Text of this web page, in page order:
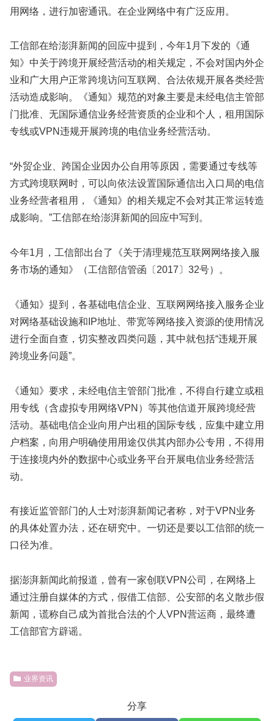
用网络，进行加密通讯。在企业网络中有广泛应用。
工信部在给澎湃新闻的回应中提到，今年1月下发的《通
知》中关于跨境开展经营活动的相关规定，不会对国内外企
业和广大用户正常跨境访问互联网、合法依规开展各类经营
活动造成影响。《通知》规范的对象主要是未经电信主管部
门批准、无国际通信业务经营资质的企业和个人，租用国际
专线或VPN违规开展跨境的电信业务经营活动。
“外贸企业、跨国企业因办公自用等原因，需要通过专线等
方式跨境联网时，可以向依法设置国际通信出入口局的电信
业务经营者租用，《通知》的相关规定不会对其正常运转造
成影响。”工信部在给澎湃新闻的回应中写到。
今年1月，工信部出台了《关于清理规范互联网网络接入服
务市场的通知》（工信部信管函〔2017〕32号）。
《通知》提到，各基础电信企业、互联网网络接入服务企业
对网络基础设施和IP地址、带宽等网络接入资源的使用情况
进行全面自查，切实整改四类问题，其中就包括“违规开展
跨境业务问题”。
《通知》要求，未经电信主管部门批准，不得自行建立或租
用专线（含虚拟专用网络VPN）等其他信道开展跨境经营
活动。基础电信企业向用户出租的国际专线，应集中建立用
户档案，向用户明确使用用途仅供其内部办公专用，不得用
于连接境内外的数据中心或业务平台开展电信业务经营活
动。
有接近监管部门的人士对澎湃新闻记者称，对于VPN业务
的具体处置办法，还在研究中。一切还是要以工信部的统一
口径为准。
据澎湃新闻此前报道，曾有一家创联VPN公司，在网络上
通过注册自媒体的方式，假借工信部、公安部的名义散步假
新闻，谎称自己成为首批合法的个人VPN营运商，最终遭
工信部官方辟谣。
业界资讯
分享